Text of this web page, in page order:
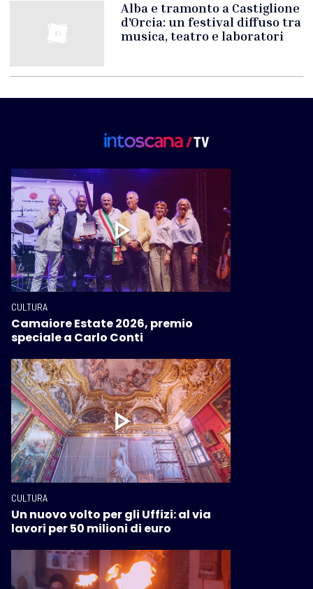
Alba e tramonto a Castiglione
d'Orcia: un festival diffuso tra
musica, teatro e laboratori
CULTURA
Camaiore Estate 2026, premio
speciale a Carlo Conti
CULTURA
Un nuovo volto per gli Uffizi: al via
lavori per 50 milioni di euro